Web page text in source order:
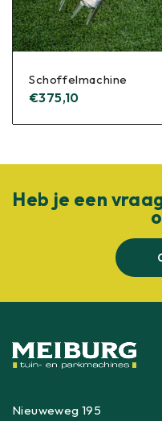
Schoffelmachine
€375,10
Heb je een
Nieuweweg 195